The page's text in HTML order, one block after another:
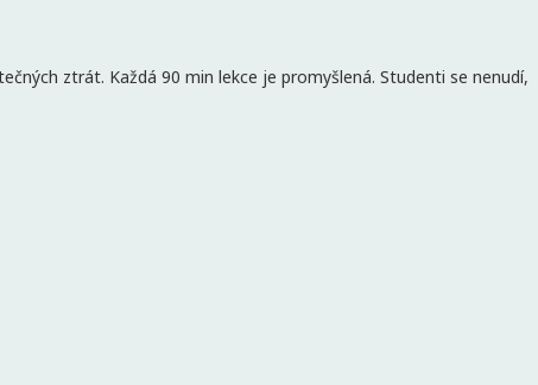
ztrát. Každá 90 min lekce je promyšlená. Studenti se nenudí,